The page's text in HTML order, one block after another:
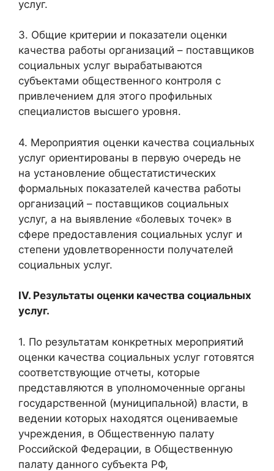
услуг.
3. Общие критерии и показатели оценки
качества работы организаций – поставщиков
социальных услуг вырабатываются
субъектами общественного контроля с
привлечением для этого профильных
специалистов высшего уровня.
4. Мероприятия оценки качества социальных
услуг ориентированы в первую очередь не
на установление общестатистических
формальных показателей качества работы
организаций – поставщиков социальных
услуг, а на выявление «болевых точек» в
сфере предоставления социальных услуг и
степени удовлетворенности получателей
социальных услуг.
IV. Результаты оценки качества социальных
услуг.
1. По результатам конкретных мероприятий
оценки качества социальных услуг готовятся
соответствующие отчеты, которые
представляются в уполномоченные органы
государственной (муниципальной) власти, в
ведении которых находятся оцениваемые
учреждения, в Общественную палату
Российской Федерации, в Общественную
палату данного субъекта РФ,